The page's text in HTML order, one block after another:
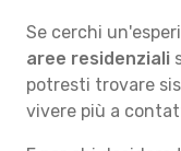
Se cerchi
aree residenziali
potresti trovare
vivere più a